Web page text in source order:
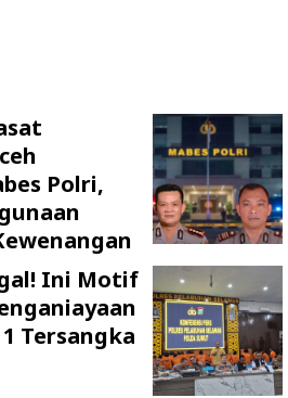
Polri,
Ini Motif
Tersangka